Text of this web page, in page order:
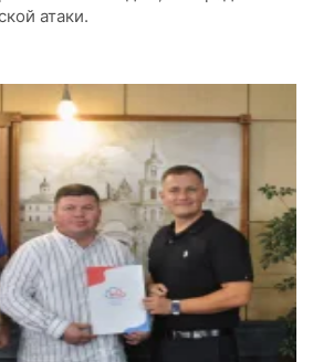
атаки.